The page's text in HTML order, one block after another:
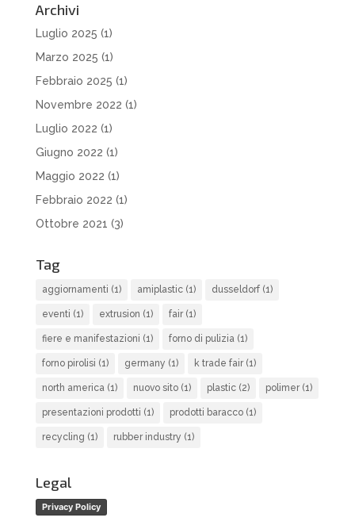
Archivi
Luglio 2025 (1)
Marzo 2025 (1)
Febbraio 2025 (1)
Novembre 2022 (1)
Luglio 2022 (1)
Giugno 2022 (1)
Maggio 2022 (1)
Febbraio 2022 (1)
Ottobre 2021 (3)
Tag
aggiornamenti (1) amiplastic(1) dusseldorf(1)
eventi (1) extrusion (1) fair(1)
fiere e manifestazioni (1) forno di pulizia(1)
forno pirolisi (1) germany (1) k trade fair(1)
north america(1) nuovo sito(1) plastic(2) polimer(1)
presentazioni prodotti (1) prodotti baracco(1)
recycling (1) rubber industry (1)
Legal
Privacy Policy